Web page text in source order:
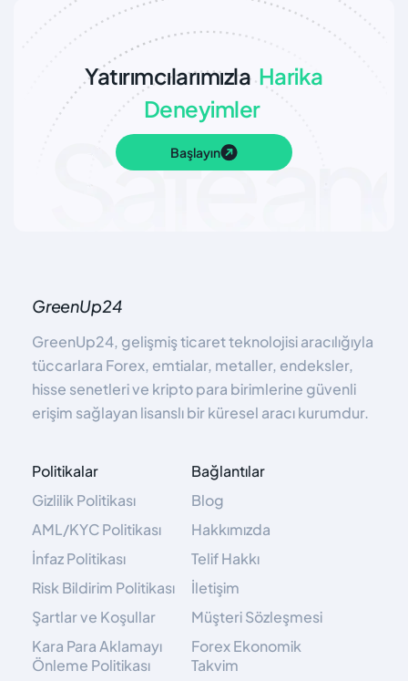
Yatırımcılarımızla Harika
Deneyimler
Başlayın
GreenUp24
GreenUp24, gelişmiş ticaret teknolojisi aracılığıyla
tüccarlara Forex, emtialar, metaller, endeksler,
hisse senetleri ve kripto para birimlerine güvenli
erişim sağlayan lisanslı bir küresel aracı kurumdur.
Politikalar
Gizlilik Politikası
AML/KYC Politikası
İnfaz Politikası
Risk Bildirim Politikası
Şartlar ve Koşullar
Kara Para Aklamayı
Önleme Politikası
Bağlantılar
Blog
Hakkımızda
Telif Hakkı
İletişim
Müşteri Sözleşmesi
Forex Ekonomik
Takvim